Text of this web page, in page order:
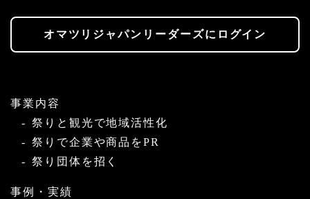
オマツリジャパンリーダーズにログイン
事業内容
祭りと観光で地域活性化
祭りで企業や商品をPR
祭り団体を招く
事例・実績